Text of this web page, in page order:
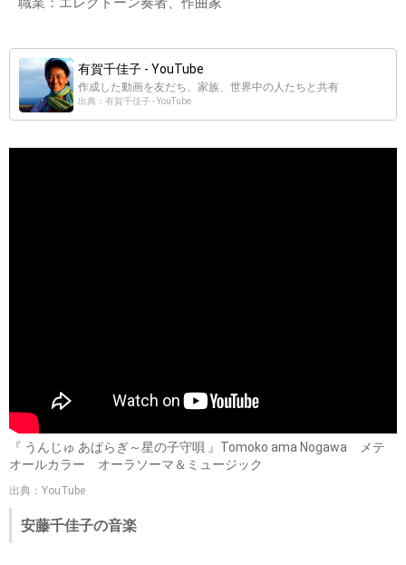
有賀千佳子 - YouTube
作成した動画を友だち、家族、世界中の人たちと共有
出典：有賀千佳子 - YouTube
『 うんじゅ あぱらぎ～星の子守唄 』Tomoko ama Nogawa メテ
オールカラー オーラソーマ＆ミュージック
出典：YouTube
安藤千佳子の音楽